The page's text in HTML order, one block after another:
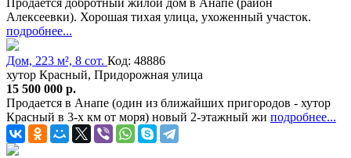
Продается добротный жилой дом в Анапе (район
Алексеевки). Хорошая тихая улица, ухоженный участок.
подробнее...
Дом, 223 м², 8 сот. Код: 48886
хутор Красный, Придорожная улица
15 500 000 р.
Продается в Анапе (один из ближайших пригородов - хутор
Красный в 3-х км от моря) новый 2-этажный жи подробнее...